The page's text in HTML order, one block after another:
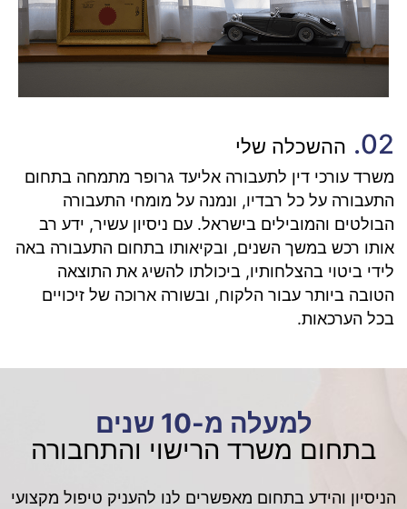
02. ההשכלה שלי
משרד עורכי דין לתעבורה אליעד גרופר מתמחה בתחום
התעבורה על כל רבדיו, ונמנה על מומחי התעבורה
הבולטים והמובילים בישראל. עם ניסיון עשיר, ידע רב
אותו רכש במשך השנים, ובקיאותו בתחום התעבורה באה
לידי ביטוי בהצלחותיו, ביכולתו להשיג את התוצאה
הטובה ביותר עבור הלקוח, ובשורה ארוכה של זיכויים
בכל הערכאות.
למעלה מ-10 שנים
בתחום משרד הרישוי והתחבורה
הניסיון והידע בתחום מאפשרים לנו להעניק טיפול מקצועי